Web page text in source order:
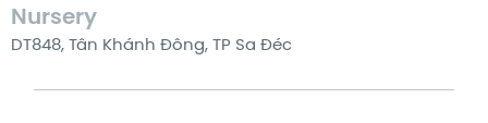
Nursery
DT848, Tân Khánh Đông, TP Sa Đéc